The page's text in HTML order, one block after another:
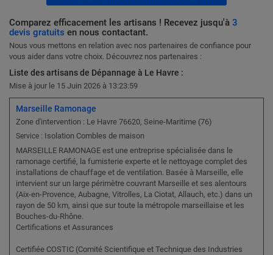
Comparez efficacement les artisans ! Recevez jusqu'à 3
devis gratuits en nous contactant.
Nous vous mettons en relation avec nos partenaires de confiance pour
vous aider dans votre choix. Découvrez nos partenaires :
Liste des artisans de Dépannage à Le Havre :
Mise à jour le 15 Juin 2026 à 13:23:59
Marseille Ramonage
Zone d'intervention : Le Havre 76620, Seine-Maritime (76)
Service : Isolation Combles de maison
MARSEILLE RAMONAGE est une entreprise spécialisée dans le
ramonage certifié, la fumisterie experte et le nettoyage complet des
installations de chauffage et de ventilation. Basée à Marseille, elle
intervient sur un large périmètre couvrant Marseille et ses alentours
(Aix-en-Provence, Aubagne, Vitrolles, La Ciotat, Allauch, etc.) dans un
rayon de 50 km, ainsi que sur toute la métropole marseillaise et les
Bouches-du-Rhône.
Certifications et Assurances
Certifiée COSTIC (Comité Scientifique et Technique des Industries